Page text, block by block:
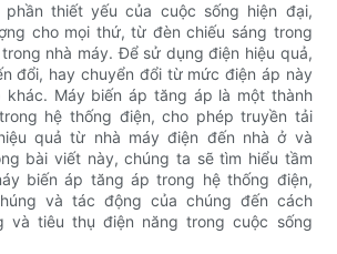
thiết yếu của cuộc sống hiện đại,
cho mọi thứ, từ đèn chiếu sáng trong
nhà máy. Để sử dụng điện hiệu quả,
đổi, hay chuyển đổi từ mức điện áp này
khác. Máy biến áp tăng áp là một thành
hệ thống điện, cho phép truyền tải
quả từ nhà máy điện đến nhà ở và
bài viết này, chúng ta sẽ tìm hiểu tầm
biến áp tăng áp trong hệ thống điện,
và tác động của chúng đến cách
và tiêu thụ điện năng trong cuộc sống